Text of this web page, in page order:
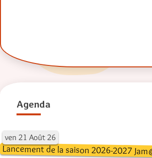
Agenda
ven 21 Août 26
Lancement de la saison 2026-2027